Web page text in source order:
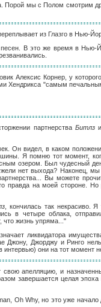
Порой мы с Полом смотрим
из Глазго в Нью-
В это же время в Нью-
Алексис Корнер, у
Хендрикса "самым
партнерстваБитлз
Он видел, в каком
Я помню тот момент,
озером. Был чудесный
нет выхода? Наконец, мы
Вы можете
правда на моей стороне. Но
, кончилась так некрасиво.
в четыре облака,
что жизнь упряма..."
ликвидатора
Джорджу и Ринго
они на тот момент
апелляцию, и
завершается целая
Oh Why, но это уже начало